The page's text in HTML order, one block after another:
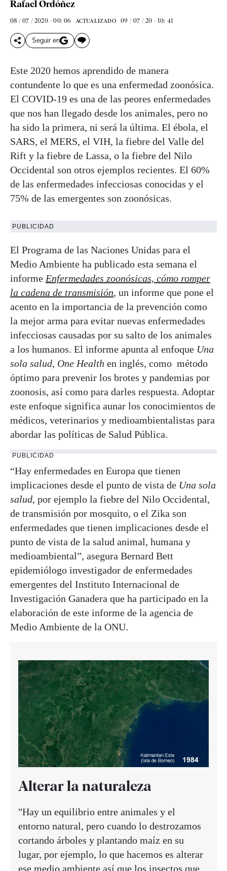
Rafael Ordóñez
08 / 07 / 2020 - 00: 06 ACTUALIZADO 09 / 07 / 20 - 10: 41
Seguir en
Este 2020 hemos aprendido de manera
contundente lo que es una enfermedad zoonósica.
El COVID-19 es una de las peores enfermedades
que nos han llegado desde los animales, pero no
ha sido la primera, ni será la última. El ébola, el
SARS, el MERS, el VIH, la fiebre del Valle del
Rift y la fiebre de Lassa, o la fiebre del Nilo
Occidental son otros ejemplos recientes. El 60%
de las enfermedades infecciosas conocidas y el
75% de las emergentes son zoonósicas.
PUBLICIDAD
El Programa de las Naciones Unidas para el
Medio Ambiente ha publicado esta semana el
informe Enfermedades zoonósicas, cómo romper
la cadena de transmisión, un informe que pone el
acento en la importancia de la prevención como
la mejor arma para evitar nuevas enfermedades
infecciosas causadas por su salto de los animales
a los humanos. El informe apunta al enfoque Una
sola salud, One Health en inglés, como método
óptimo para prevenir los brotes y pandemias por
zoonosis, así como para darles respuesta. Adoptar
este enfoque significa aunar los conocimientos de
médicos, veterinarios y medioambientalistas para
abordar las políticas de Salud Pública.
PUBLICIDAD
“Hay enfermedades en Europa que tienen
implicaciones desde el punto de vista de Una sola
salud, por ejemplo la fiebre del Nilo Occidental,
de transmisión por mosquito, o el Zika son
enfermedades que tienen implicaciones desde el
punto de vista de la salud animal, humana y
medioambiental”, asegura Bernard Bett
epidemiólogo investigador de enfermedades
emergentes del Instituto Internacional de
Investigación Ganadera que ha participado en la
elaboración de este informe de la agencia de
Medio Ambiente de la ONU.
Alterar la naturaleza
"Hay un equilibrio entre animales y el
entorno natural, pero cuando lo destrozamos
cortando árboles y plantando maíz en su
lugar, por ejemplo, lo que hacemos es alterar
ese medio ambiente así que los insectos que